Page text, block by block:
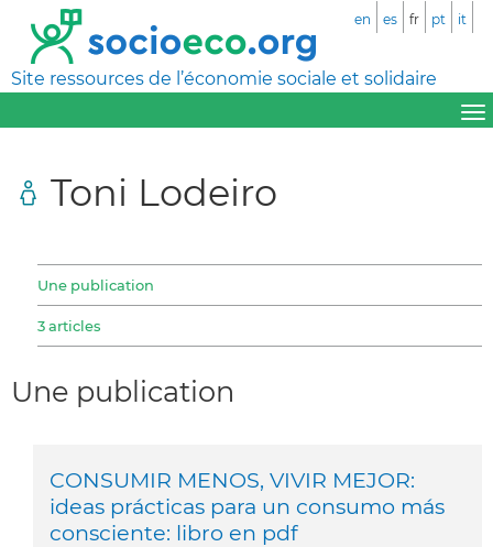
Site ressources de l’économie sociale et solidaire
en es fr pt it
Toni Lodeiro
Une publication
3 articles
Une publication
CONSUMIR MENOS, VIVIR MEJOR:
ideas prácticas para un consumo más
consciente: libro en pdf